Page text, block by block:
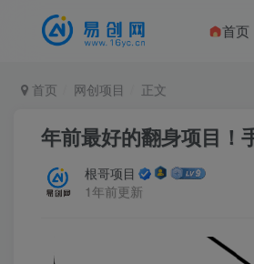
首页
首页 网创项目 正文
年前最好的翻身项目！
根哥项目
1年前更新